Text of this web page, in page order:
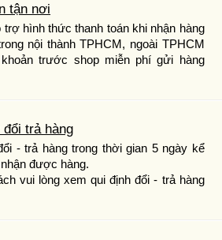
tận nơi
trợ hình thức thanh toán khi nhận hàng
nội thành TPHCM, ngoài TPHCM
trước shop miễn phí gửi hàng
đổi trả hàng
- trả hàng trong thời gian 5 ngày kể
được hàng.
vui lòng xem qui định đổi - trả hàng